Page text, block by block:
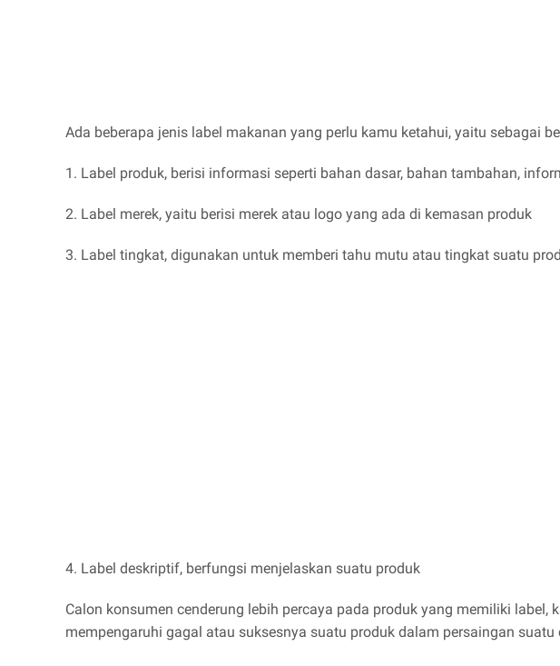
Ada beberapa jenis label makanan yang perlu kamu ketahui, yaitu sebagai
1. Label produk, berisi informasi seperti bahan dasar, bahan tambahan,
2. Label merek, yaitu berisi merek atau logo yang ada di kemasan produk
3. Label tingkat, digunakan untuk memberi tahu mutu atau tingkat suatu
4. Label deskriptif, berfungsi menjelaskan suatu produk
Calon konsumen cenderung lebih percaya pada produk yang memiliki
mempengaruhi gagal atau suksesnya suatu produk dalam persaingan suatu